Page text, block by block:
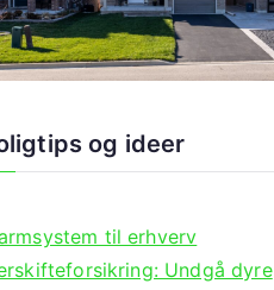
og ideer
til erhverv
Undgå dyre